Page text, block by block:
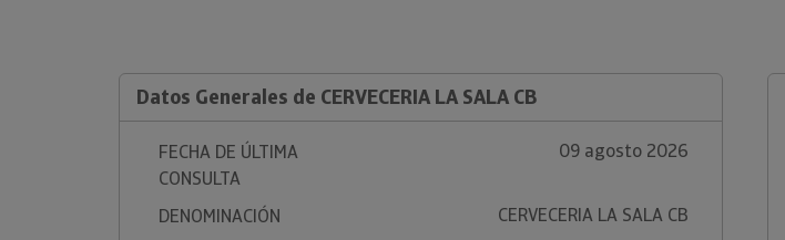
Datos Generales de CERVECERIA LA SALA CB
FECHA DE ÚLTIMA
CONSULTA
09 agosto 2026
DENOMINACIÓN
CERVECERIA LA SALA CB